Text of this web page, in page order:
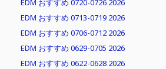
EDM おすすめ 0713-0719 2026
EDM おすすめ 0706-0712 2026
EDM おすすめ 0629-0705 2026
EDM おすすめ 0622-0628 2026